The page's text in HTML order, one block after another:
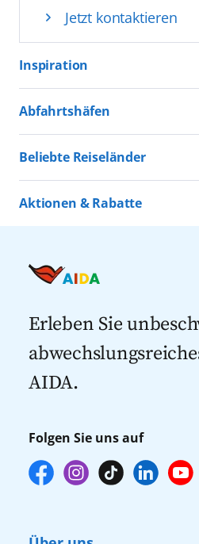
Jetzt kontaktieren
Inspiration
Aktivurlaub mit AIDA
Kultururlaub mit AIDA
Abfahrtshäfen
Kreuzfahrten ab Hamburg
Kreuzfahrten ab Warnemünde
Beliebte Reiseländer
Kreuzfahrten nach Norwegen
Kreuzfahrten nach Italien
Aktionen & Rabatte
Last Minute Kreuzfahrten
Kreuzfahrten mit Flug
Kreuzfahrten 2027
Erleben Sie
AIDA.
Folgen Sie uns auf